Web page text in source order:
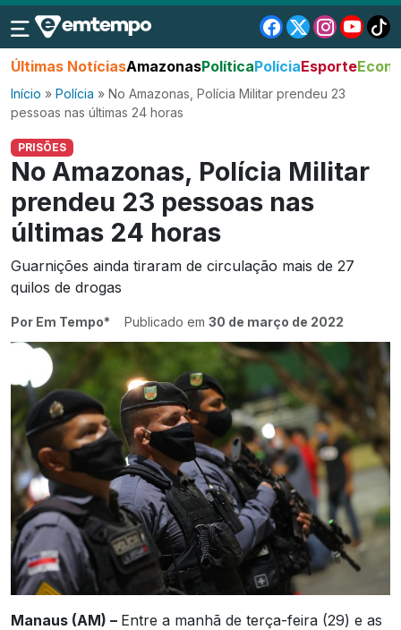
Últimas NotíciasAmazonasPolíticaPolíciaEsporte
Início » Polícia » No Amazonas, Polícia Militar prendeu 23
pessoas nas últimas 24 horas
PRISÕES
No Amazonas, Polícia Militar
prendeu 23 pessoas nas
últimas 24 horas
Guarnições ainda tiraram de circulação mais de 27
quilos de drogas
Por Em Tempo* Publicado em 30 de março de 2022
Manaus (AM) – Entre a manhã de terça-feira (29) e as